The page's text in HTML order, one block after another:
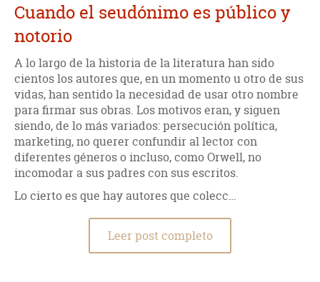
Cuando el seudónimo es público y
notorio
A lo largo de la historia de la literatura han sido
cientos los autores que, en un momento u otro de sus
vidas, han sentido la necesidad de usar otro nombre
para firmar sus obras. Los motivos eran, y siguen
siendo, de lo más variados: persecución política,
marketing, no querer confundir al lector con
diferentes géneros o incluso, como Orwell, no
incomodar a sus padres con sus escritos.
Lo cierto es que hay autores que colecc…
Leer post completo